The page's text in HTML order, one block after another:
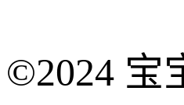
©2024 宝